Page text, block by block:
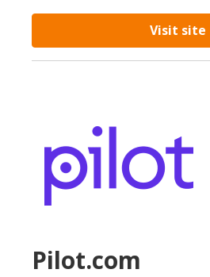
Visit site
Pilot.com